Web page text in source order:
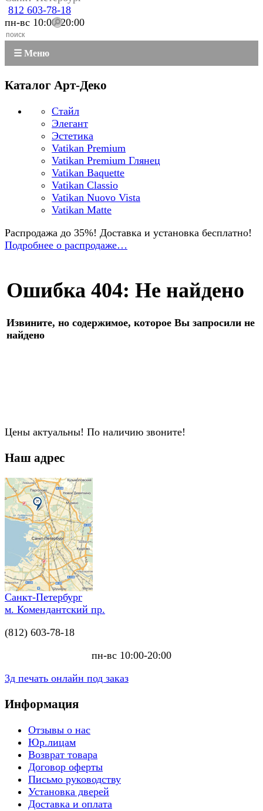
812 603-78-18
пн-вс 10:00-20:00
☰ Меню
Каталог Арт-Деко
Стайл
Элегант
Эстетика
Vatikan Premium
Vatikan Premium Глянец
Vatikan Baquette
Vatikan Classio
Vatikan Nuovo Vista
Vatikan Matte
Распродажа до 35%! Доставка и установка бесплатно!
Подробнее о распродаже…
Ошибка 404: Не найдено
Извините, но содержимое, которое Вы запросили не
найдено
Цены актуальны! По наличию звоните!
Наш адрес
Санкт-Петербург
м. Комендантский пр.
(812) 603-78-18
пн-вс 10:00-20:00
3д печать онлайн под заказ
Информация
Отзывы о нас
Юр.лицам
Возврат товара
Договор оферты
Письмо руководству
Установка дверей
Доставка и оплата